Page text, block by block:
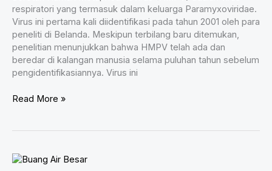
respiratori yang termasuk dalam keluarga Paramyxoviridae.
Virus ini pertama kali diidentifikasi pada tahun 2001 oleh para
peneliti di Belanda. Meskipun terbilang baru ditemukan,
penelitian menunjukkan bahwa HMPV telah ada dan
beredar di kalangan manusia selama puluhan tahun sebelum
pengidentifikasiannya. Virus ini
HMPV
Melindungi
Read More »